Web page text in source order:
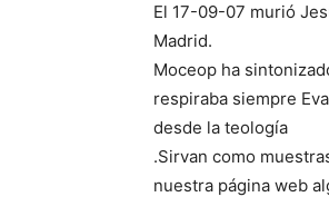
El 17-09-07 murió
Madrid.
Moceop ha
respiraba siempre
desde la teología
.Sirvan como
nuestra página web